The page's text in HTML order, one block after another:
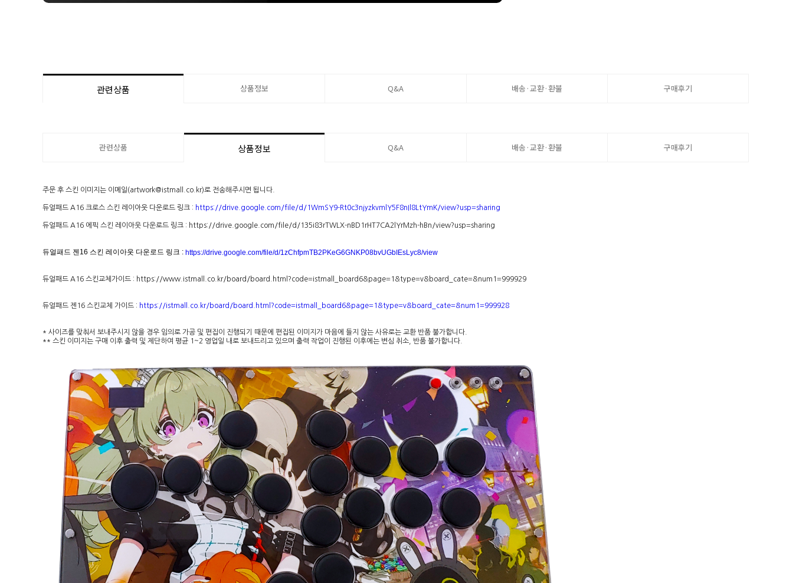
관련상품 상품정보 Q&A 배송·교환·환불 구매후기
관련상품 상품정보 Q&A 배송·교환·환불 구매후기
주문 후 스킨 이미지는 이메일(artwork@istmall.co.kr)로 전송해주시면 됩니다.
듀얼패드 A16 크로스 스킨 레이아웃 다운로드 링크 : https://drive.google.com/file/d/1WmSY9-Rt0c3njyzkvmlY5F8nIl8LtYmK/view?usp=sharing
듀얼패드 A16 에픽 스킨 레이아웃 다운로드 링크 : https://drive.google.com/file/d/135i83rTWLX-nBD1rHT7CA2lYrMzh-hBn/view?usp=sharing
듀얼패드 젠16 스킨 레이아웃 다운로드 링크 : https://drive.google.com/file/d/1zChfpmTB2PKeG6GNKP08bvUGbIEsLyc8/view
듀얼패드 A16 스킨교체가이드 : https://www.istmall.co.kr/board/board.html?code=istmall_board6&page=1&type=v&board_cate=&num1=999929
듀얼패드 젠16 스킨교체 가이드 : https://istmall.co.kr/board/board.html?code=istmall_board6&page=1&type=v&board_cate=&num1=999928
* 사이즈를 맞춰서 보내주시지 않을 경우 임의로 가공 및 편집이 진행되기 때문에 편집된 이미지가 마음에 들지 않는 사유로는 교환 반품 불가합니다.
** 스킨 이미지는 구매 이후 출력 및 제단하여 평균 1~2 영업일 내로 보내드리고 있으며 출력 작업이 진행된 이후에는 변심 취소, 반품 불가합니다.